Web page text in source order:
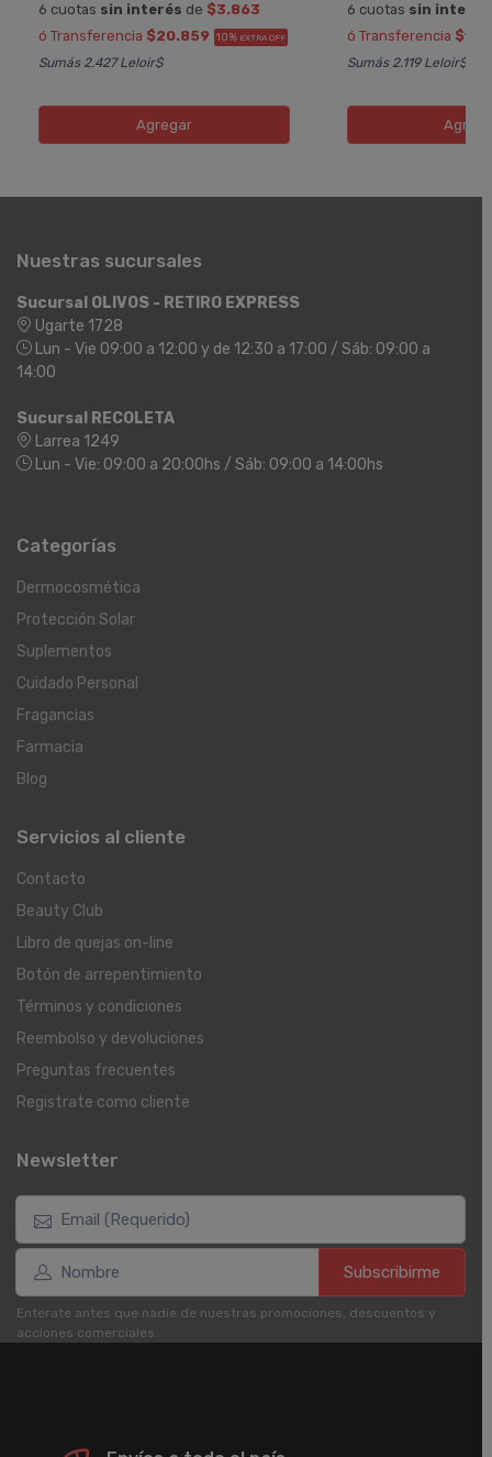
6 cuotas sin interés de $3.863
ó Transferencia $20.859 10% EXTRA OFF
Sumás 2.427 Leloir$
Agregar
6 cuotas sin interés
ó Transferencia
Sumás 2.119 Leloir$
Nuestras sucursales
Sucursal OLIVOS - RETIRO EXPRESS
Ugarte 1728
Lun - Vie 09:00 a 12:00 y de 12:30 a 17:00 / Sáb: 09:00 a
14:00
Sucursal RECOLETA
Larrea 1249
Lun - Vie: 09:00 a 20:00hs / Sáb: 09:00 a 14:00hs
Categorías
Dermocosmética
Protección Solar
Suplementos
Cuidado Personal
Fragancias
Farmacia
Blog
Servicios al cliente
Contacto
Beauty Club
Libro de quejas on-line
Botón de arrepentimiento
Términos y condiciones
Reembolso y devoluciones
Preguntas frecuentes
Registrate como cliente
Newsletter
Subscribirme
Enterate antes que nadie de nuestras promociones, descuentos y
acciones comerciales.